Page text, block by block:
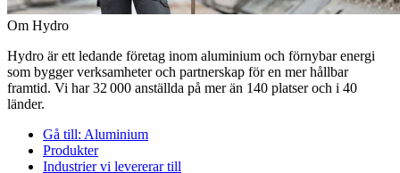
Om Hydro
Hydro är ett ledande företag inom aluminium och förnybar energi
som bygger verksamheter och partnerskap för en mer hållbar
framtid. Vi har 32 000 anställda på mer än 140 platser och i 40
länder.
Gå till: Aluminium
Produkter
Industrier vi levererar till